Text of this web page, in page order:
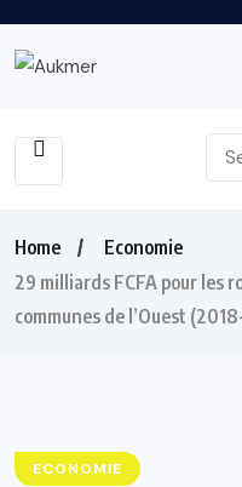
Home
Economie
29 milliards FCFA pour les
communes de l’Ouest
ECONOMIE